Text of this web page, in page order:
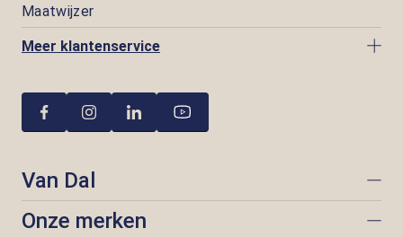
Maatwijzer
Meer klantenservice
Van Dal
Onze merken